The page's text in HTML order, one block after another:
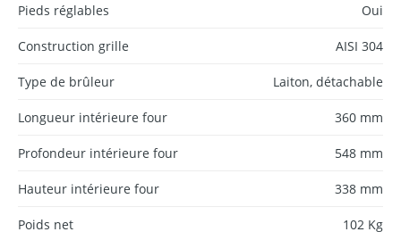
Pieds réglables Oui
Construction grille AISI 304
Type de brûleur Laiton, détachable
Longueur intérieure four 360 mm
Profondeur intérieure four 548 mm
Hauteur intérieure four 338 mm
Poids net 102 Kg